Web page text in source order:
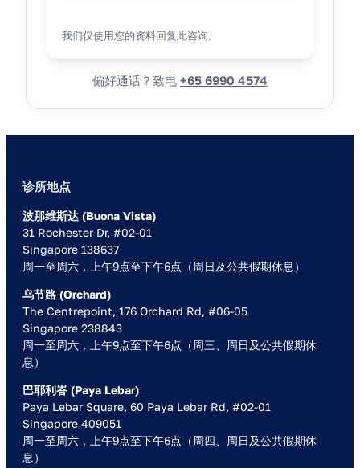
我们仅使用您的资料回复此咨询。
偏好通话？致电 +65 6990 4574
诊所地点
波那维斯达 (Buona Vista)
31 Rochester Dr, #02-01
Singapore 138637
周一至周六，上午9点至下午6点（周日及公共假期休息）
乌节路 (Orchard)
The Centrepoint, 176 Orchard Rd, #06-05
Singapore 238843
周一至周六，上午9点至下午6点（周三、周日及公共假期休
息）
巴耶利峇 (Paya Lebar)
Paya Lebar Square, 60 Paya Lebar Rd, #02-01
Singapore 409051
周一至周六，上午9点至下午6点（周四、周日及公共假期休
息）